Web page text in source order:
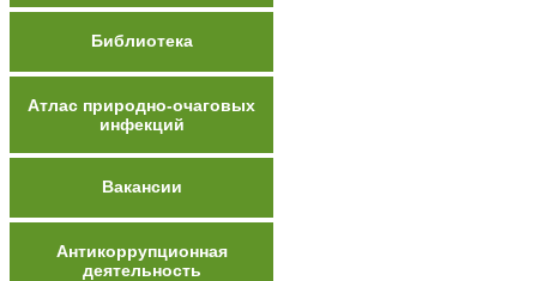
Библиотека
Атлас природно-очаговых
инфекций
Вакансии
Антикоррупционная
деятельность